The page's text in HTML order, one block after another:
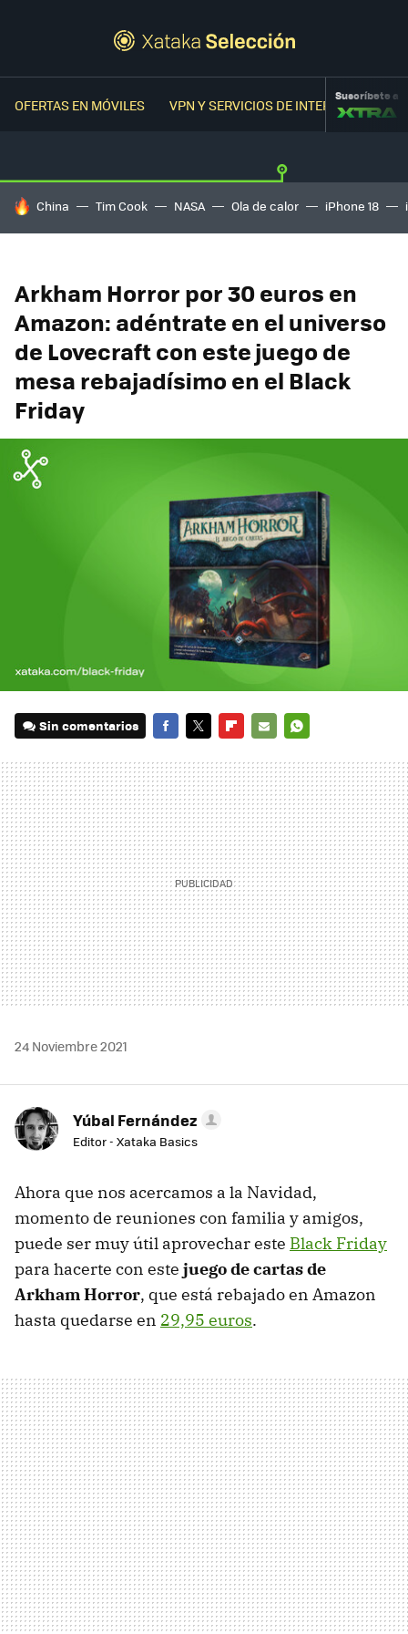
OFERTAS EN MÓVILES VPN Y SERVICIOS DE INTERNETSuscríbete a
HOY SE HABLA DE
China Tim Cook NASA Ola de calor iPhone 18
Arkham Horror por 30 euros en
Amazon: adéntrate en el universo
de Lovecraft con este juego de
mesa rebajadísimo en el Black
Friday
Sin comentarios
MAIL
24 Noviembre 2021
Yúbal Fernández
Editor - Xataka Basics
Ahora que nos acercamos a la Navidad,
momento de reuniones con familia y amigos,
puede ser muy útil aprovechar este Black Friday
para hacerte con este juego de cartas de
Arkham Horror, que está rebajado en Amazon
hasta quedarse en 29,95 euros.